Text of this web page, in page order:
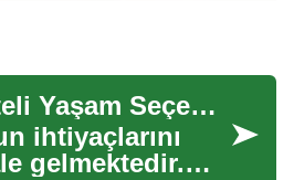
Yaşlı Bakım Hizmetleri: Türkiye'de Kaliteli Yaşam Seçenekleri
ihtiyaçlarını
gelmektedir.